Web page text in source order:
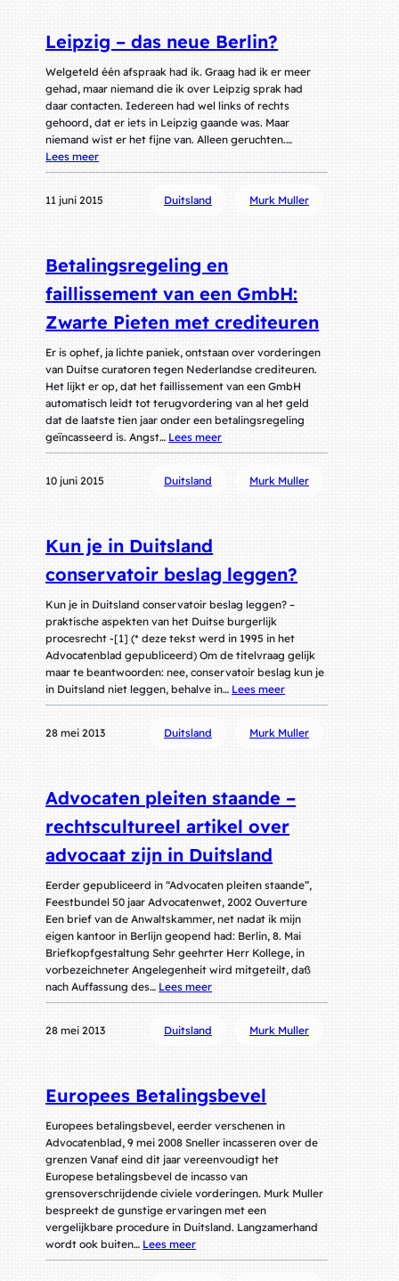
Leipzig – das neue Berlin?
Welgeteld één afspraak had ik. Graag had ik er meer
gehad, maar niemand die ik over Leipzig sprak had
daar contacten. Iedereen had wel links of rechts
gehoord, dat er iets in Leipzig gaande was. Maar
niemand wist er het fijne van. Alleen geruchten.…
Lees meer
11 juni 2015 Duitsland Murk Muller
Betalingsregeling en
faillissement van een GmbH:
Zwarte Pieten met crediteuren
Er is ophef, ja lichte paniek, ontstaan over vorderingen
van Duitse curatoren tegen Nederlandse crediteuren.
Het lijkt er op, dat het faillissement van een GmbH
automatisch leidt tot terugvordering van al het geld
dat de laatste tien jaar onder een betalingsregeling
geïncasseerd is. Angst… Lees meer
10 juni 2015 Duitsland Murk Muller
Kun je in Duitsland
conservatoir beslag leggen?
Kun je in Duitsland conservatoir beslag leggen? –
praktische aspekten van het Duitse burgerlijk
procesrecht -[1] (* deze tekst werd in 1995 in het
Advocatenblad gepubliceerd) Om de titelvraag gelijk
maar te beantwoorden: nee, conservatoir beslag kun je
in Duitsland niet leggen, behalve in… Lees meer
28 mei 2013 Duitsland Murk Muller
Advocaten pleiten staande –
rechtscultureel artikel over
advocaat zijn in Duitsland
Eerder gepubliceerd in “Advocaten pleiten staande”,
Feestbundel 50 jaar Advocatenwet, 2002 Ouverture
Een brief van de Anwaltskammer, net nadat ik mijn
eigen kantoor in Berlijn geopend had: Berlin, 8. Mai
Briefkopfgestaltung Sehr geehrter Herr Kollege, in
vorbezeichneter Angelegenheit wird mitgeteilt, daß
nach Auffassung des… Lees meer
28 mei 2013 Duitsland Murk Muller
Europees Betalingsbevel
Europees betalingsbevel, eerder verschenen in
Advocatenblad, 9 mei 2008 Sneller incasseren over de
grenzen Vanaf eind dit jaar vereenvoudigt het
Europese betalingsbevel de incasso van
grensoverschrijdende civiele vorderingen. Murk Muller
bespreekt de gunstige ervaringen met een
vergelijkbare procedure in Duitsland. Langzamerhand
wordt ook buiten… Lees meer